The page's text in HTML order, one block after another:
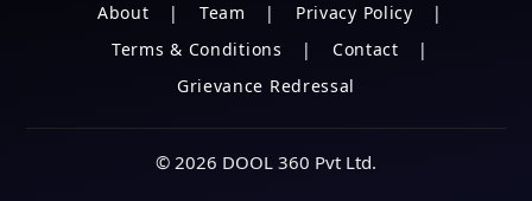
About Team
Privacy Policy
Terms & Conditions
Contact
Grievance Redressal
© 2026 DOOL 360 Pvt Ltd.